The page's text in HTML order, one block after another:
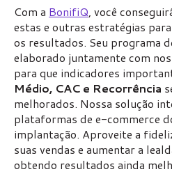
Com a BonifiQ, você
estas e outras estratégias
os resultados. Seu programa
elaborado juntamente com
para que indicadores
Médio, CAC e Recorrência
melhorados. Nossa solução
plataformas de e-commerce
implantação. Aproveite a
suas vendas e aumentar a
obtendo resultados ainda